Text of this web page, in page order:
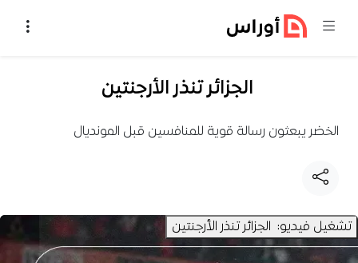
الجزائر تنذر الأرجنتين
الخضر يبعثون رسالة قوية للمنافسين قبل المونديال
تشغيل فيديو: الجزائر تنذر الأرجنتين